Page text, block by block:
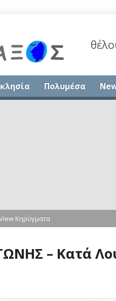
Πολυμέσα
Κηρύγματα
– Κατά